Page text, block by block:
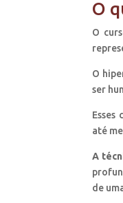
O
O
O
ser
Esses
até
A
de